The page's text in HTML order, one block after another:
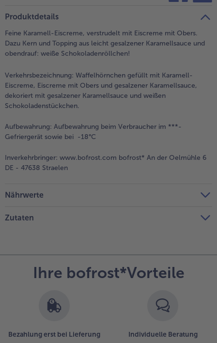
Produktdetails
Feine Karamell-Eiscreme, verstrudelt mit Eiscreme mit Obers.
Dazu Kern und Topping aus leicht gesalzener Karamellsauce und
obendrauf: weiße Schokoladenröllchen!
Verkehrsbezeichnung: Waffelhörnchen gefüllt mit Karamell-
Eiscreme, Eiscreme mit Obers und gesalzener Karamellsauce,
dekoriert mit gesalzener Karamellsauce und weißen
Schokoladenstückchen.
Aufbewahrung: Aufbewahrung beim Verbraucher im ***-
Gefriergerät sowie bei -18°C
Inverkehrbringer: www.bofrost.com bofrost* An der Oelmühle 6
DE - 47638 Straelen
Nährwerte
Zutaten
Ihre bofrost*Vorteile
Bezahlung erst bei Lieferung Individuelle Beratung